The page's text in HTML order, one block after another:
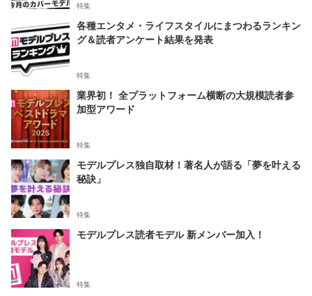
特集
各種エンタメ・ライフスタイルにまつわるランキン
グ＆読者アンケート結果を発表
特集
業界初！ 全プラットフォーム横断の大規模読者参
加型アワード
特集
モデルプレス独自取材！著名人が語る「夢を叶える
秘訣」
特集
モデルプレス読者モデル 新メンバー加入！
特集